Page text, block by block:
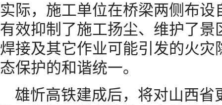
实际，施工单位在桥梁两侧布
有效抑制了施工扬尘、维护了
焊接及其它作业可能引发的火
态保护的和谐统一。
雄忻高铁建成后，将对山西